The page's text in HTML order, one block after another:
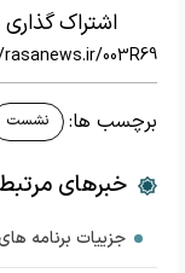
اشتراک گذاری
003R69
برچسب ها: نشست
خبرهای
جزییات برنامه